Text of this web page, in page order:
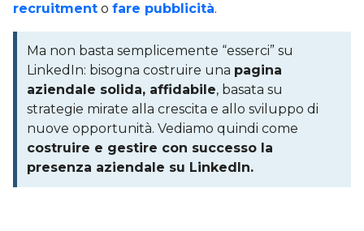
recruitment o fare pubblicità.
Ma non basta semplicemente “esserci” su
LinkedIn: bisogna costruire una pagina
aziendale solida, affidabile, basata su
strategie mirate alla crescita e allo sviluppo di
nuove opportunità. Vediamo quindi come
costruire e gestire con successo la
presenza aziendale su LinkedIn.